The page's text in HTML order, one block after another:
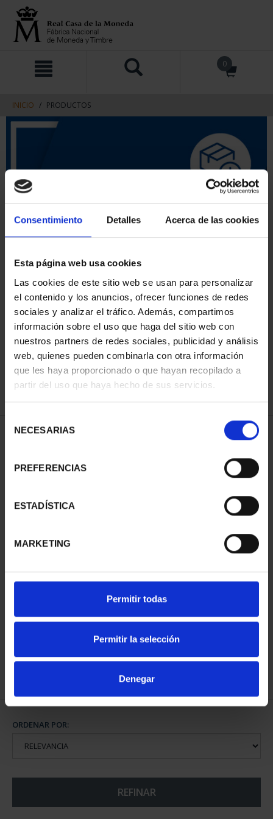
Consentimiento Detalles Acerca de las cookies
Esta página web usa cookies
Las cookies de este sitio web se usan para personalizar
el contenido y los anuncios, ofrecer funciones de redes
sociales y analizar el tráfico. Además, compartimos
información sobre el uso que haga del sitio web con
nuestros partners de redes sociales, publicidad y análisis
web, quienes pueden combinarla con otra información
que les haya proporcionado o que hayan recopilado a
partir del uso que haya hecho de sus servicios.
NECESARIAS
PREFERENCIAS
ESTADÍSTICA
MARKETING
Permitir todas
Permitir la selección
Denegar
contenido
navegacin
0
INICIO PRODUCTOS
ORDENAR POR:
REFINAR
1 Productos encontrados
CIUDADES PATRIMONIO
73,00 €
ORDENAR POR:
REFINAR